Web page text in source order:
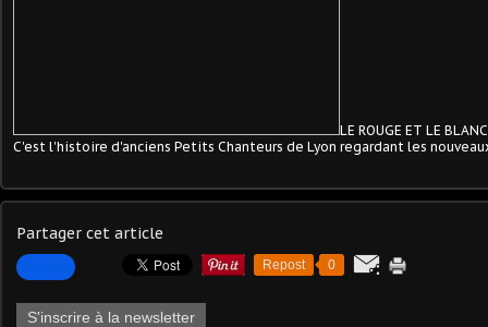
LE ROUGE ET LE
C'est l'histoire d'anciens Petits Chanteurs de Lyon regardant les
Partager cet article
Repost 0
S'inscrire à la newsletter